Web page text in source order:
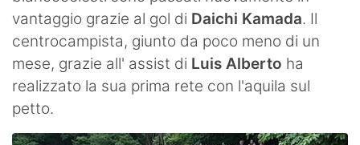
vantaggio grazie al gol di Daichi Kamada. Il
centrocampista, giunto da poco meno di un
mese, grazie all' assist di Luis Alberto ha
realizzato la sua prima rete con l'aquila sul
petto.